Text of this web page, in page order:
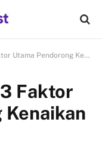
Pendorong Kenaikan Harga SOL
Faktor
Kenaikan